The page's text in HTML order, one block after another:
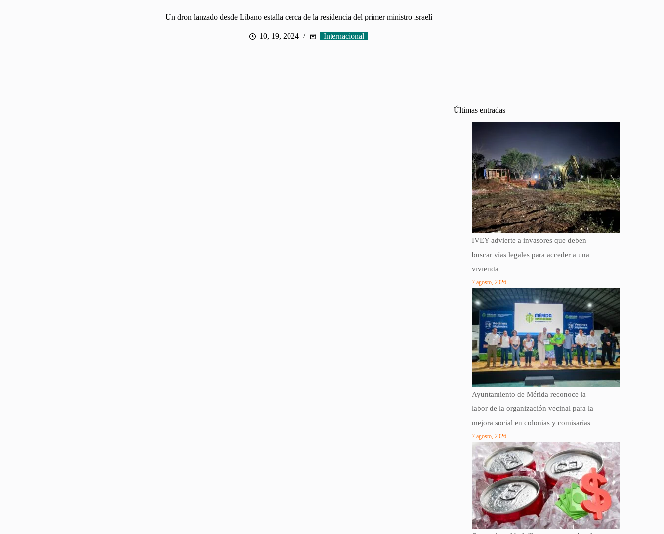
Un dron lanzado desde Líbano estalla cerca de la residencia del primer ministro israelí
10, 19, 2024 Internacional
Últimas entradas
IVEY advierte a invasores que deben
buscar vías legales para acceder a una
vivienda
7 agosto, 2026
Ayuntamiento de Mérida reconoce la
labor de la organización vecinal para la
mejora social en colonias y comisarías
7 agosto, 2026